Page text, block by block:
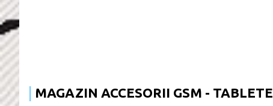
MAGAZIN ACCESORII GSM - TABLETE